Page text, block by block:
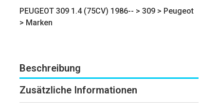
PEUGEOT 309 1.4 (75CV) 1986-- > 309 > Peugeot
> Marken
Beschreibung
Zusätzliche Informationen